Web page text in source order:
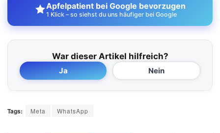
Apfelpatient bei Google bevorzugen
1 Klick – so siehst du uns häufiger bei Google
War dieser Artikel hilfreich?
Ja Nein
Tags: Meta WhatsApp